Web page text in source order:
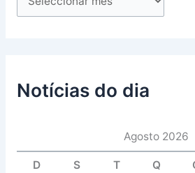
Notícias do dia
Agosto 2026
D S T Q